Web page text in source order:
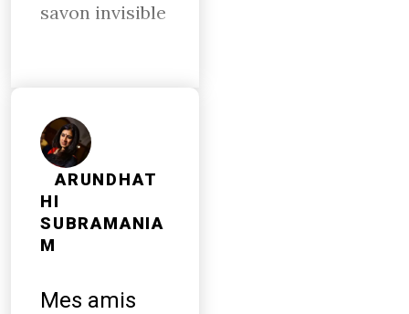
savon invisible
ARUNDHAT
HI
SUBRAMANIA
M
Mes amis